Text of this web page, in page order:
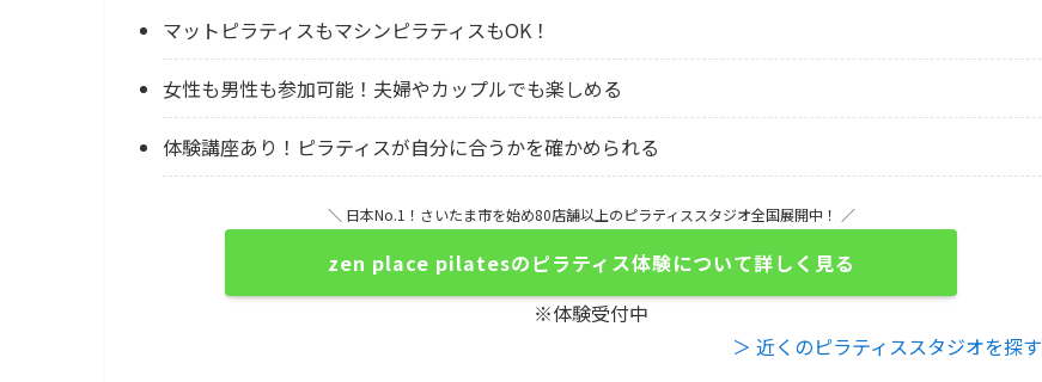
マットピラティスもマシンピラティスもOK！
女性も男性も参加可能！夫婦やカップルでも楽しめる
体験講座あり！ピラティスが自分に合うかを確かめられる
＼ 日本No.1！さいたま市を始め80店舗以上のピラティススタジオ全国展開中！ ／
zen place pilatesのピラティス体験について詳しく見る
※体験受付中
＞ 近くのピラティススタジオを探す